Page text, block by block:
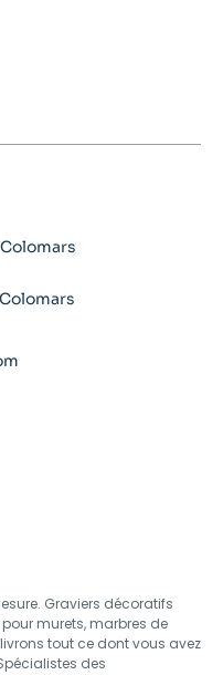
Graviers décoratifs
murets, marbres de
tout ce dont vous avez
des